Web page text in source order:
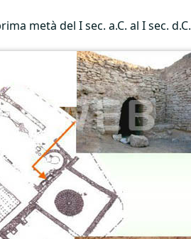
metà del I sec. a.C. al I sec. d.C.